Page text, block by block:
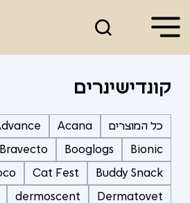
קונדישינרים
כל המוצרים Acana
Bionic
Booglogs
Bravecto
Buddy Snack
Cat Fest
Dermatovet
dermoscent